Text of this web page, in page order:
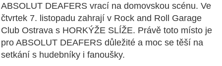
ABSOLUT DEAFERS vrací na domovskou scénu. Ve
čtvrtek 7. listopadu zahrají v Rock and Roll Garage
Club Ostrava s HORKÝŽE SLÍŽE. Právě toto místo je
pro ABSOLUT DEAFERS důležité a moc se těší na
setkání s hudebníky i fanoušky.